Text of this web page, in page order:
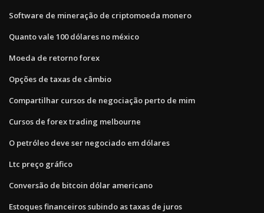
Software de mineração de criptomoeda monero
Quanto vale 100 dólares no méxico
Moeda de retorno forex
Opções de taxas de câmbio
Compartilhar cursos de negociação perto de mim
Cursos de forex trading melbourne
O petróleo deve ser negociado em dólares
Ltc preço gráfico
Conversão de bitcoin dólar americano
Estoques financeiros subindo as taxas de juros